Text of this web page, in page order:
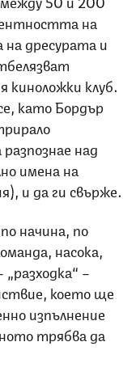
на
дресурата и
киноложки клуб.
като Бордър
над
имена на
и да ги свърже.
начина, по
насока,
–
което ще
изпълнение
трябва да